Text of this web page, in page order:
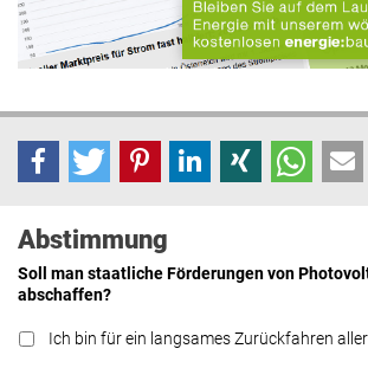
Abstimmung
Soll man staatliche Förderungen von
abschaffen?
Ich bin für ein langsames Zurückfahren